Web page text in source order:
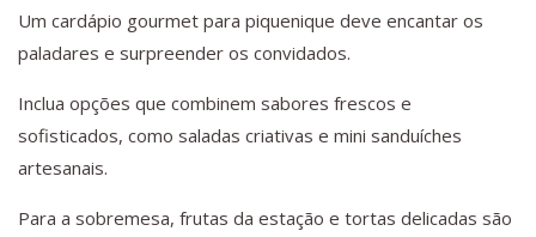
Um cardápio gourmet para piquenique deve encantar os
paladares e surpreender os convidados.
Inclua opções que combinem sabores frescos e
sofisticados, como saladas criativas e mini sanduíches
artesanais.
Para a sobremesa, frutas da estação e tortas delicadas são